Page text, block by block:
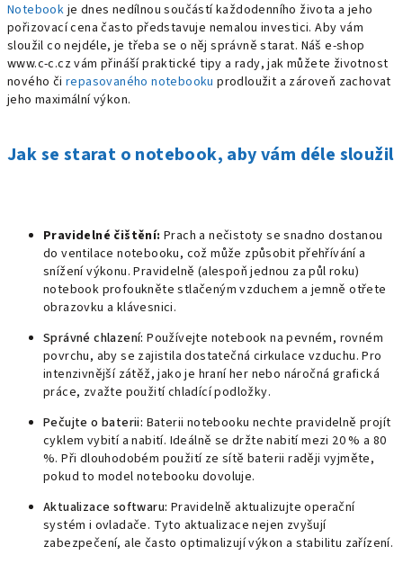
Notebook je dnes nedílnou součástí každodenního života a jeho
pořizovací cena často představuje nemalou investici. Aby vám
sloužil co nejdéle, je třeba se o něj správně starat. Náš e-shop
www.c-c.cz vám přináší praktické tipy a rady, jak můžete životnost
nového čirepasovaného notebooku prodloužit a zároveň zachovat
jeho maximální výkon.
Jak se starat o notebook, aby vám déle sloužil
Pravidelné čištění: Prach a nečistoty se snadno dostanou
do ventilace notebooku, což může způsobit přehřívání a
snížení výkonu. Pravidelně (alespoň jednou za půl roku)
notebook profoukněte stlačeným vzduchem a jemně otřete
obrazovku a klávesnici.
Správné chlazení:Používejte notebook na pevném, rovném
povrchu, aby se zajistila dostatečná cirkulace vzduchu. Pro
intenzivnější zátěž, jako je hraní her nebo náročná grafická
práce, zvažte použití chladící podložky.
Pečujte o baterii: Baterii notebooku nechte pravidelně projít
cyklem vybití a nabití. Ideálně se držte nabití mezi 20 % a 80
%. Při dlouhodobém použití ze sítě baterii raději vyjměte,
pokud to model notebooku dovoluje.
Aktualizace softwaru: Pravidelně aktualizujte operační
systém i ovladače. Tyto aktualizace nejen zvyšují
zabezpečení, ale často optimalizují výkon a stabilitu zařízení.